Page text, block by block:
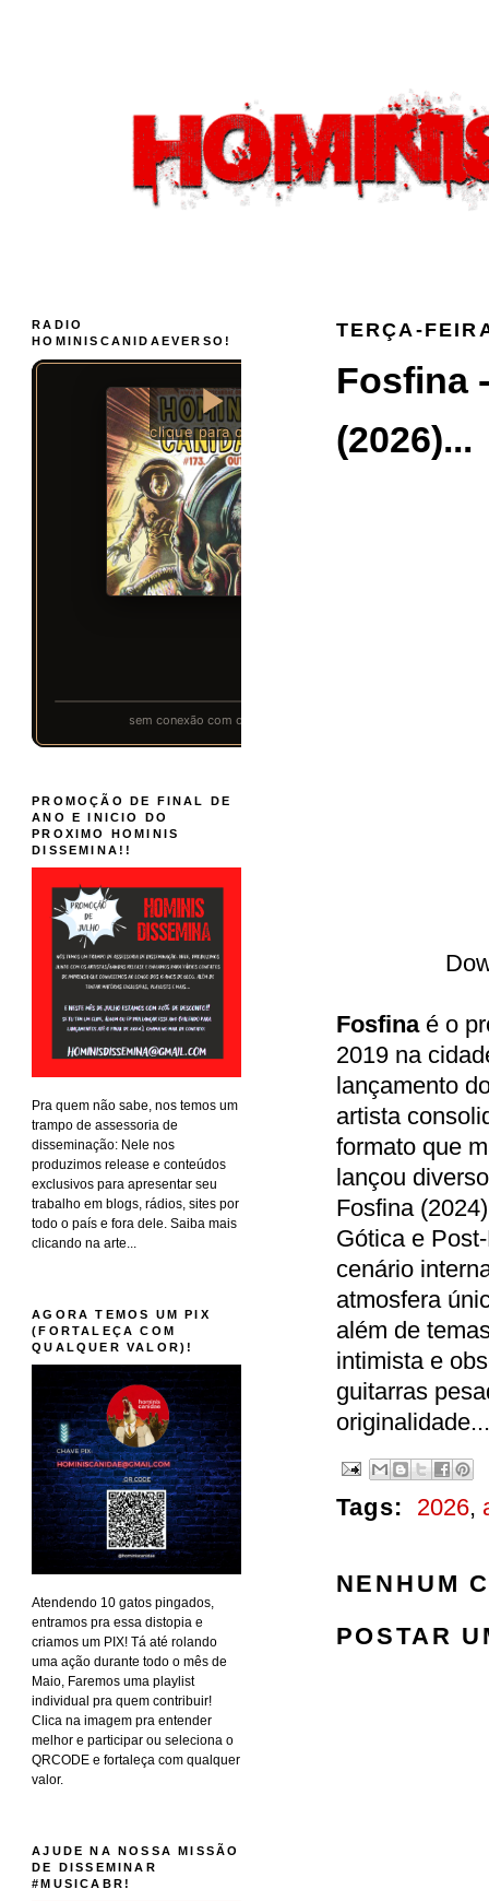
TERÇA-
Fosfina
(2026)...
Fosfina é o
2019 na
lançamento
artista
formato que
lançou
Fosfina
Gótica e
cenário
atmosfera
além de
intimista e
guitarras
originalidade...
Tags: 2026,
NENHUM
POSTAR
RADIO
HOMINISCANIDAEVERSO!
PROMOÇÃO DE FINAL DE
ANO E INICIO DO
PROXIMO HOMINIS
DISSEMINA!!
Pra quem não sabe, nos temos um
trampo de assessoria de
disseminação: Nele nos
produzimos release e conteúdos
exclusivos para apresentar seu
trabalho em blogs, rádios, sites por
todo o país e fora dele. Saiba mais
clicando na arte...
AGORA TEMOS UM PIX
(FORTALEÇA COM
QUALQUER VALOR)!
Atendendo 10 gatos pingados,
entramos pra essa distopia e
criamos um PIX! Tá até rolando
uma ação durante todo o mês de
Maio, Faremos uma playlist
individual pra quem contribuir!
Clica na imagem pra entender
melhor e participar ou seleciona o
QRCODE e fortaleça com qualquer
valor.
AJUDE NA NOSSA MISSÃO
DE DISSEMINAR
#MUSICABR!